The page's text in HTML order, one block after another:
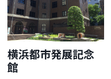
横浜都市発展記念
館